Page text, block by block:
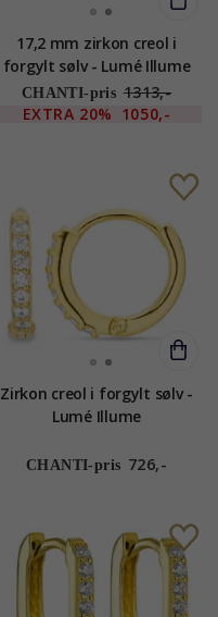
17,2 mm zirkon creol i
forgylt sølv - Lumé Illume
CHANTI-pris 1313,-
EXTRA 20% 1050,-
Zirkon creol i forgylt sølv -
Lumé Illume
CHANTI-pris 726,-